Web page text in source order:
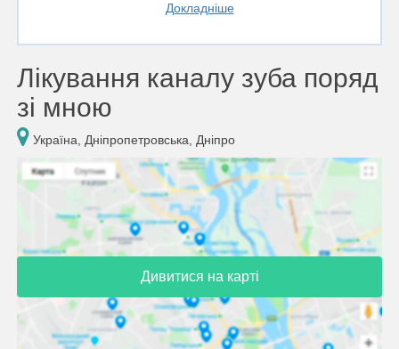
Докладніше
Лікування каналу зуба поряд
зі мною
Україна, Дніпропетровська, Дніпро
Дивитися на карті